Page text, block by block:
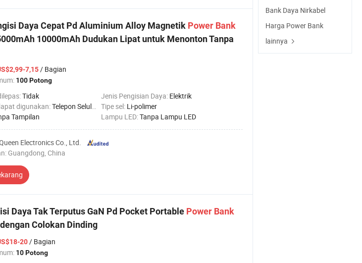
Daya Cepat Pd Aluminium Alloy Magnetik Power Bank
10000mAh Dudukan Lipat untuk Menonton Tanpa
7,15/ Bagian
100 Potong
Tidak Jenis Pengisian Daya: Elektrik
digunakan:Telepon Seluler Tipe sel: Li-polimer
Tampilan Lampu LED:Tanpa Lampu LED
Electronics Co., Ltd.
Guangdong, China
Daya Tak Terputus GaN Pd Pocket Portable Power Bank
Colokan Dinding
20/ Bagian
10 Potong
Bank Daya Nirkabel
Harga Power Bank
lainnya